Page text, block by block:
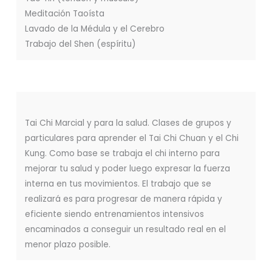
Meditación Taoísta
Lavado de la Médula y el Cerebro
Trabajo del Shen (espíritu)
Tai Chi Marcial y para la salud. Clases de grupos y
particulares para aprender el Tai Chi Chuan y el Chi
Kung. Como base se trabaja el chi interno para
mejorar tu salud y poder luego expresar la fuerza
interna en tus movimientos. El trabajo que se
realizará es para progresar de manera rápida y
eficiente siendo entrenamientos intensivos
encaminados a conseguir un resultado real en el
menor plazo posible.